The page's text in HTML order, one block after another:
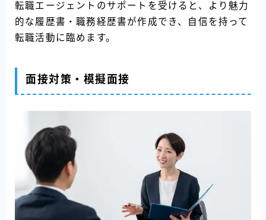
転職エージェントのサポートを受けると、より魅力
的な履歴書・職務経歴書が作成でき、自信を持って
転職活動に臨めます。
面接対策・模擬面接